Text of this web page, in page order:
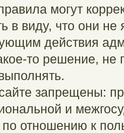
могут
в виду, что они
действия
то решение, не
запрещены:
и
отношению к